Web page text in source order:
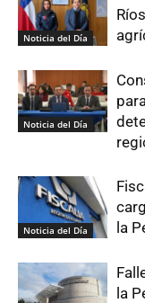
Noticia del Día
Noticia del Día
Noticia del Día
la
la